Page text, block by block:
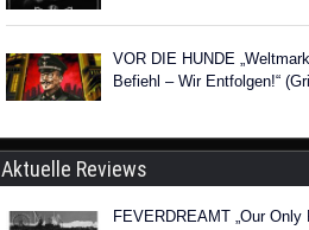
VOR DIE HUNDE
Befiehl – Wir Entfolgen!“
Aktuelle Reviews
FEVERDREAMT „Our Only